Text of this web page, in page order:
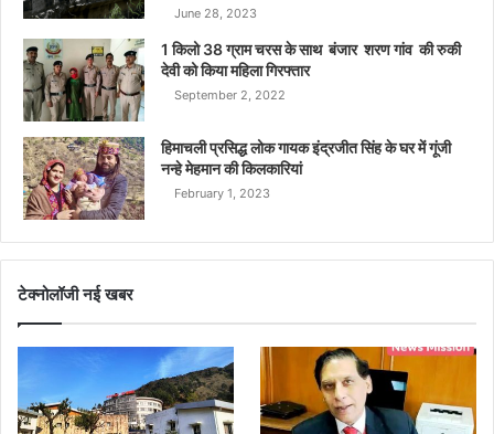
June 28, 2023
1 किलो 38 ग्राम चरस के साथ बंजार शरण गांव की रुकी
देवी को किया महिला गिरफ्तार
September 2, 2022
हिमाचली प्रसिद्ध लोक गायक इंद्रजीत सिंह के घर में गूंजी
नन्हे मेहमान की किलकारियां
February 1, 2023
टेक्नोलॉजी नई खबर